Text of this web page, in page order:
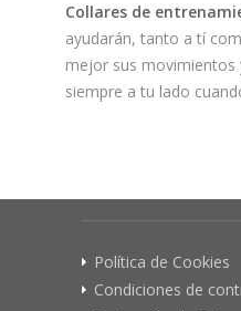
Collares de
ayudarán, tanto a tí
mejor sus movimientos
siempre a tu lado
Política de Cookies
Condiciones de